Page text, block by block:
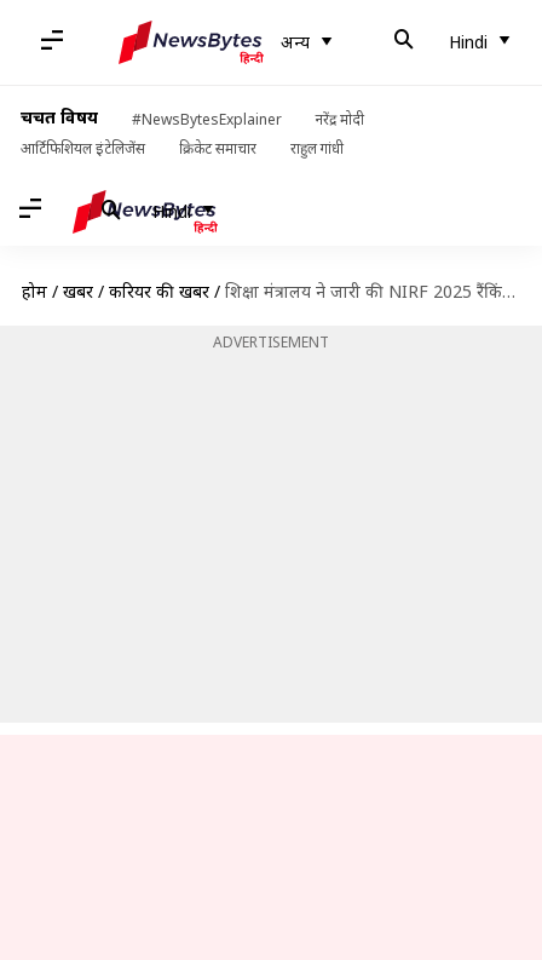
अन्य Hindi
चर्चित विषय #NewsBytesExplainer
नरेंद्र मोदी
आर्टिफिशियल इंटेलिजेंस
क्रिकेट समाचार राहुल गांधी
Hindi
होम / खबरें / करियर की खबरें / शिक्षा मंत्रालय ने जारी की NIRF 2025 रैंकिंग, देश में ये इंजीनियरिंग कॉलेज शीर्ष पर
ADVERTISEMENT